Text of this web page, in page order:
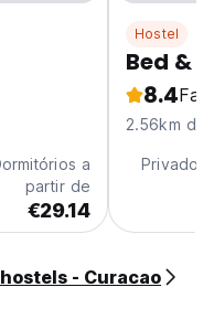
a
partir de
€29.14
Hostel
Bed &
8.4
2.56km do
Privados
- Curacao